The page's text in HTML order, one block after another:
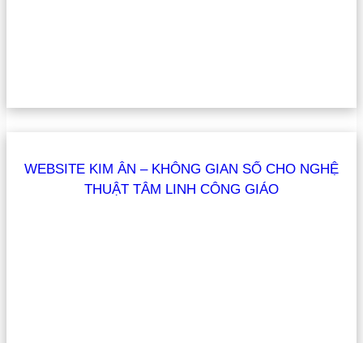
WEBSITE KIM ÂN – KHÔNG GIAN SỐ CHO NGHỆ
THUẬT TÂM LINH CÔNG GIÁO